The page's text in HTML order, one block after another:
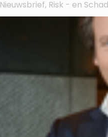
Nieuwsbrief, Risk - en